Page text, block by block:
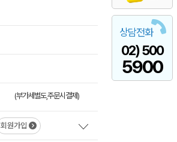
상담전화
02) 500
5900
(부가세별도,주문시결제)
회원가입